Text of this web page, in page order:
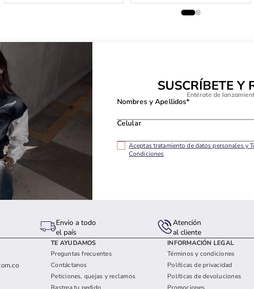
SUSCRÍBETE Y
Entérate de
Nombres y Apellidos*
Celular
Aceptas tratamiento de datos personales y
Condiciones
Envio a todo
el país
Atención
al cliente
TE AYUDAMOS
Preguntas frecuentes
Contáctanos
Peticiones, quejas y reclamos
Rastrea tu pedido
INFORMACIÓN LEGAL
Términos y condiciones
Políticas de privacidad
Políticas de devoluciones
Promociones